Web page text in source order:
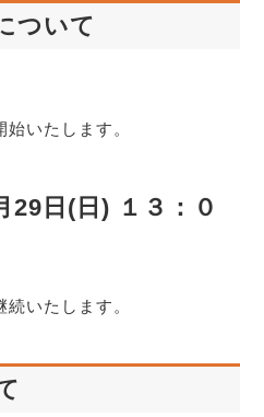
ついて
いたします。
日(日) １３：０
いたします。